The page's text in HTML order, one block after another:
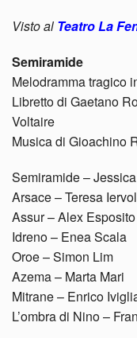
Visto al Teatro La
Semiramide
Melodramma tragico
Libretto di Gaetano
Voltaire
Musica di Gioachino
Semiramide –
Arsace – Teresa
Assur – Alex Esposito
Idreno – Enea Scala
Oroe – Simon Lim
Azema – Marta Mari
Mitrane – Enrico
L’ombra di Nino –